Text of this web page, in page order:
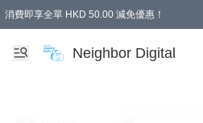
消費即享全單 HKD 50.00 減免優惠！
Neighbor Digital